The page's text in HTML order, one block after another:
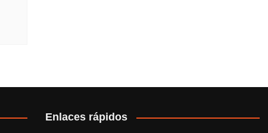
Enlaces rápidos